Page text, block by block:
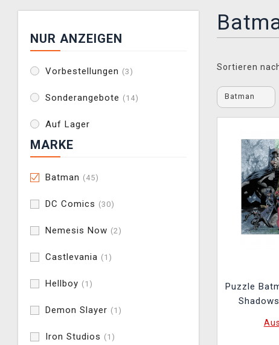
NUR ANZEIGEN
Vorbestellungen (3)
Sonderangebote (14)
Auf Lager
MARKE
Batman (45)
DC Comics (30)
Nemesis Now (2)
Castlevania (1)
Hellboy (1)
Demon Slayer (1)
Iron Studios (1)
Sortieren
Batman
Puzzle